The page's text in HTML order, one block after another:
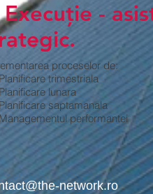
Execuție -
proceselor de:
Planificare trimestriala
Planificare lunara
Planificare saptamanala
Managementul performantei
network.ro